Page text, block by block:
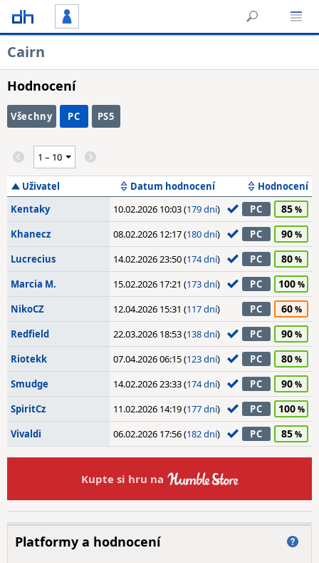
Cairn
Hodnocení
Všechny PC PS5
Uživatel Datum hodnocení
Hodnocení
Kentaky
10.02.2026 10:03 (179 dní) PC 85
Khanecz 08.02.2026 12:17 (180 dní) PC 90
Lucrecius 14.02.2026 23:50 (174 dní) PC 80
Marcia M. 15.02.2026 17:21 (173 dní) PC 100
NikoCZ 12.04.2026 15:31 (117 dní) PC 60
Redfield 22.03.2026 18:53 (138 dní) PC 90
Riotekk 07.04.2026 06:15 (123 dní) PC 80
Smudge 14.02.2026 23:33 (174 dní) PC 90
SpiritCz 11.02.2026 14:19 (177 dní) PC 100
Vivaldi 06.02.2026 17:56 (182 dní) PC 85
Kupte si hru na
Platformy a hodnocení